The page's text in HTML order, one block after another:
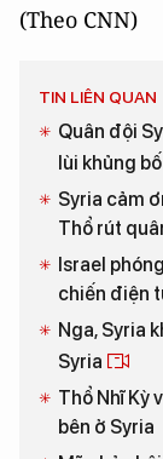
(Theo CNN)
TIN LIÊN QUAN
Quân đội
lùi khủng
Syria cảm
Thổ rút
Israel
chiến điện
Nga, Syria
Syria
Thổ Nhĩ Kỳ
bên ở Syria